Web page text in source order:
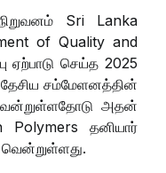
Sri Lanka
of Quality and
ஏற்பாடு செய்த 2025
தேசிய சம்மேளனத்தின்
அதன்
தனியார்